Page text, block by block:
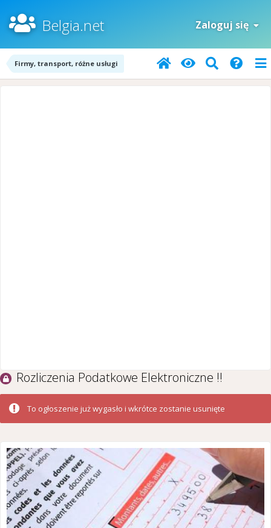
Belgia.net Zaloguj się
Firmy, transport, różne usługi
Rozliczenia Podatkowe Elektroniczne !!
To ogłoszenie już wygasło i wkrótce zostanie usunięte